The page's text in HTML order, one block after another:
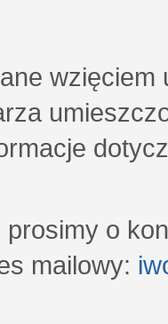
wzięciem
o
mailowy: